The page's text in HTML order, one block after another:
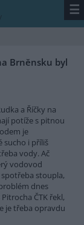
☰
Brněnsku byl
a Říčky na
potíže s pitnou
je
sucho i příliš
vody. Ač
vodovod
stoupla,
dnes
ČTK řekl,
je třeba opravdu